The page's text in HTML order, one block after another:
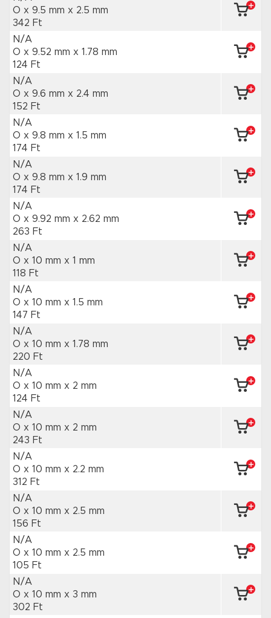
O x 9.5 mm x 2.5 mm
342 Ft
N/A
O x 9.52 mm x 1.78 mm
124 Ft
N/A
O x 9.6 mm x 2.4 mm
152 Ft
N/A
O x 9.8 mm x 1.5 mm
174 Ft
N/A
O x 9.8 mm x 1.9 mm
174 Ft
N/A
O x 9.92 mm x 2.62 mm
263 Ft
N/A
O x 10 mm x 1 mm
118 Ft
N/A
O x 10 mm x 1.5 mm
147 Ft
N/A
O x 10 mm x 1.78 mm
220 Ft
N/A
O x 10 mm x 2 mm
124 Ft
N/A
O x 10 mm x 2 mm
243 Ft
N/A
O x 10 mm x 2.2 mm
312 Ft
N/A
O x 10 mm x 2.5 mm
156 Ft
N/A
O x 10 mm x 2.5 mm
105 Ft
N/A
O x 10 mm x 3 mm
302 Ft